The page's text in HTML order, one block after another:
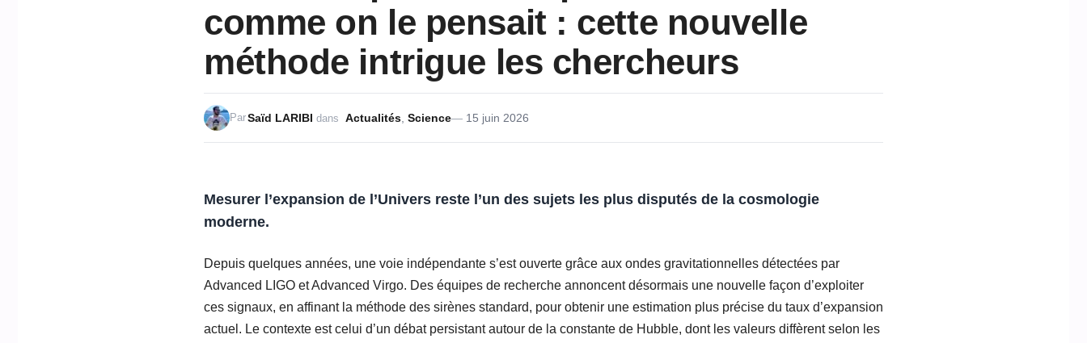
comme on le pensait : cette nouvelle
méthode intrigue les chercheurs
15 juin 2026
ParSaïd LARIBI dans Actualités Science
Mesurer l’expansion de l’Univers reste l’un des sujets les plus disputés de la cosmologie
moderne.
Depuis quelques années, une voie indépendante s’est ouverte grâce aux ondes gravitationnelles détectées par
Advanced LIGO et Advanced Virgo. Des équipes de recherche annoncent désormais une nouvelle façon d’exploiter
ces signaux, en affinant la méthode des sirènes standard, pour obtenir une estimation plus précise du taux d’expansion
actuel. Le contexte est celui d’un débat persistant autour de la constante de Hubble, dont les valeurs diffèrent selon les